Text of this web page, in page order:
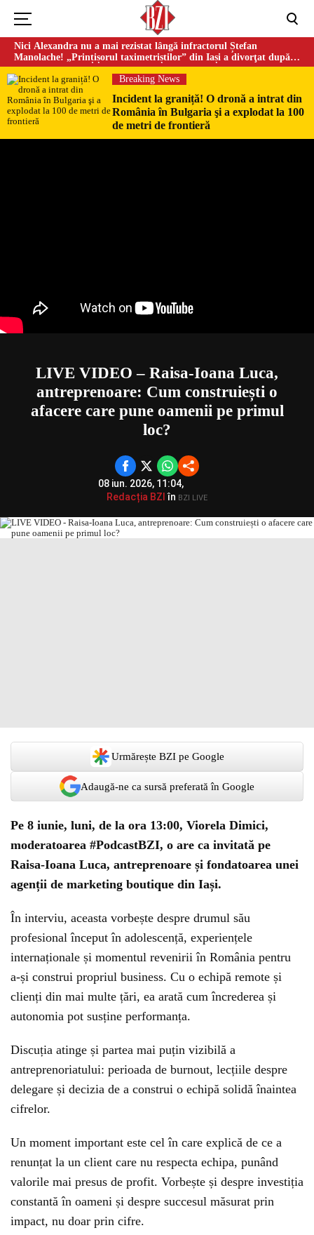
Nici Alexandra nu a mai rezistat lângă infractorul Ștefan
Manolache! „Prințișorul taximetriștilor” din Iași a divorţat după
doi ani de căsnicie
Breaking News
Incident la graniță! O dronă a intrat din
România în Bulgaria şi a explodat la 100
de metri de frontieră
LIVE VIDEO – Raisa-Ioana Luca,
antreprenoare: Cum construiești o
afacere care pune oamenii pe primul
loc?
08 iun. 2026, 11:04,
Redacția BZI în BZI LIVE
Urmărește BZI pe Google
Adaugă-ne ca sursă preferată în Google
Pe 8 iunie, luni, de la ora 13:00, Viorela Dimici,
moderatoarea #PodcastBZI, o are ca invitată pe
Raisa-Ioana Luca, antreprenoare și fondatoarea unei
agenții de marketing boutique din Iași.
În interviu, aceasta vorbește despre drumul său
profesional început în adolescență, experiențele
internaționale și momentul revenirii în România pentru
a-și construi propriul business. Cu o echipă remote și
clienți din mai multe țări, ea arată cum încrederea și
autonomia pot susține performanța.
Discuția atinge și partea mai puțin vizibilă a
antreprenoriatului: perioada de burnout, lecțiile despre
delegare și decizia de a construi o echipă solidă înaintea
cifrelor.
Un moment important este cel în care explică de ce a
renunțat la un client care nu respecta echipa, punând
valorile mai presus de profit. Vorbește și despre investiția
constantă în oameni și despre succesul măsurat prin
impact, nu doar prin cifre.